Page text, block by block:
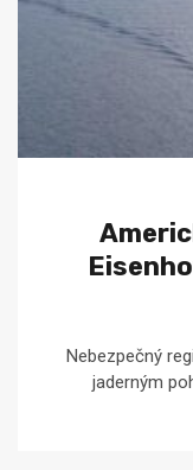
Nebezpečný
jaderným